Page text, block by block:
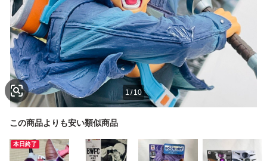
1/ 10
この商品よりも安い類似商品
本日終了